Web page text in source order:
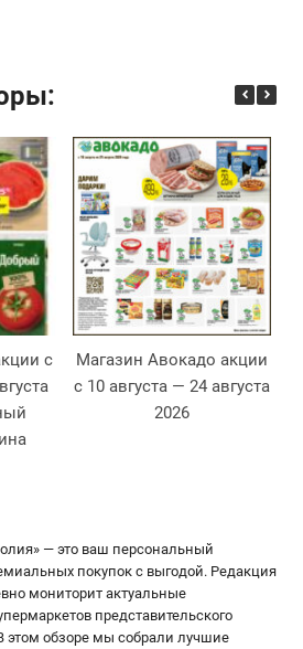
с
Магазин Авокадо акции
с 10 августа — 24 августа
2026
— это ваш персональный
покупок с выгодой. Редакция
мониторит актуальные
представительского
этом обзоре мы собрали лучшие